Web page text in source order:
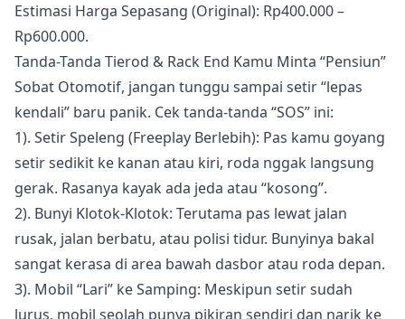
Estimasi Harga Sepasang (Original): Rp400.000 –
Rp600.000.
Tanda-Tanda Tierod & Rack End Kamu Minta “Pensiun”
Sobat Otomotif, jangan tunggu sampai setir “lepas
kendali” baru panik. Cek tanda-tanda “SOS” ini:
1). Setir Speleng (Freeplay Berlebih): Pas kamu goyang
setir sedikit ke kanan atau kiri, roda nggak langsung
gerak. Rasanya kayak ada jeda atau “kosong”.
2). Bunyi Klotok-Klotok: Terutama pas lewat jalan
rusak, jalan berbatu, atau polisi tidur. Bunyinya bakal
sangat kerasa di area bawah dasbor atau roda depan.
3). Mobil “Lari” ke Samping: Meskipun setir sudah
lurus, mobil seolah punya pikiran sendiri dan narik ke